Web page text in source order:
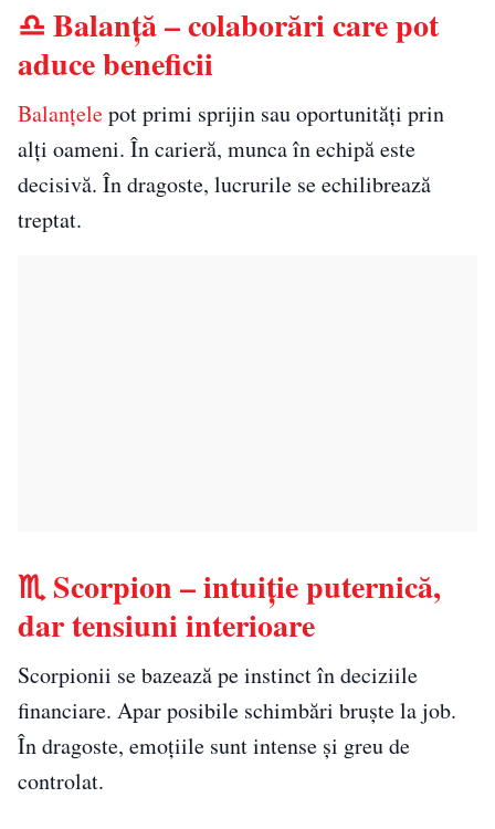
♎ Balanță – colaborări care pot
aduce beneficii
Balanțelepot primi sprijin sau oportunități prin
alți oameni. În carieră, munca în echipă este
decisivă. În dragoste, lucrurile se echilibrează
treptat.
♏ Scorpion – intuiție puternică,
dar tensiuni interioare
Scorpionii se bazează pe instinct în deciziile
financiare. Apar posibile schimbări bruște la job.
În dragoste, emoțiile sunt intense și greu de
controlat.